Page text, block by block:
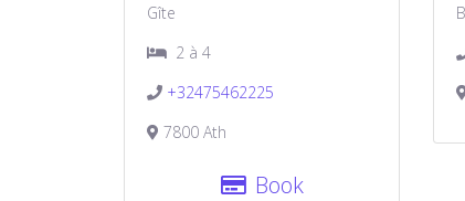
Gîte
2 à 4
+32475462225
7800 Ath
Book